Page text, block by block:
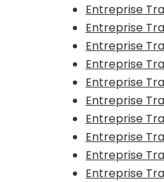
Entreprise
Entreprise
Entreprise
Entreprise
Entreprise
Entreprise
Entreprise
Entreprise
Entreprise
Entreprise